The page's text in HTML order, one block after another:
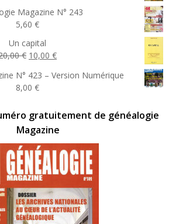
Magazine N° 243
5,60 €
Un capital
€ Le
initial
était :
10,00 €Le
actuel
N° 423 – Version Numérique
8,00 €
gratuitement de généalogie
Magazine